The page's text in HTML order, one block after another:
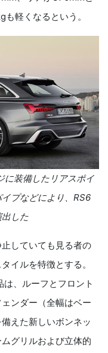
軽くなるという。
に装備したリアスポイ
プなどにより、 RS6
した
していても見る者の
イルを特徴とする。
、ルーフとフロント
ンダー（全幅はベー
えた新しいボンネッ
グリルおよび立体的